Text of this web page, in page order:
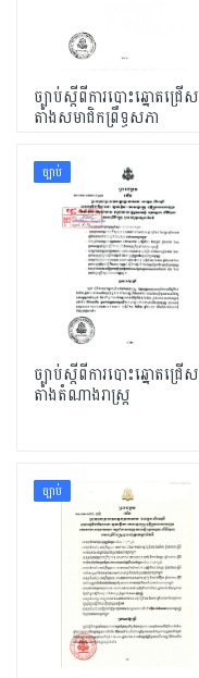
ច្បាប់ស្ដីពីការបោះឆ្នោតជ្រើស
តាំងសមាជិកព្រឹទ្ធសភា
ច្បាប់
ច្បាប់ស្ដីពីការបោះឆ្នោតជ្រើស
តាំងតំណាងរាស្ដ្រ
ច្បាប់